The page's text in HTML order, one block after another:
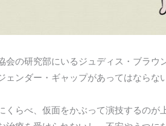
の研究部にいるジュディス・ブラウ
ェンダー・ギャップがあってはなら
らべ、仮面をかぶって演技するのが